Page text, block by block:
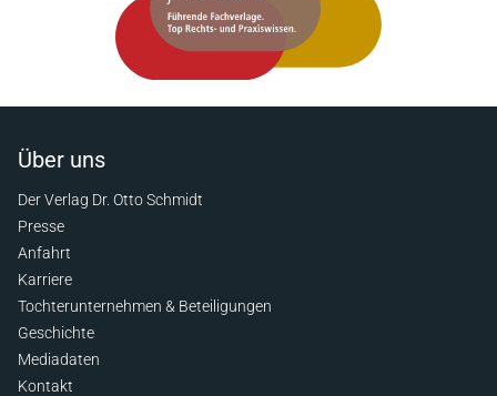
Über uns
Der Verlag Dr. Otto Schmidt
Presse
Anfahrt
Karriere
Tochterunternehmen & Beteiligungen
Geschichte
Mediadaten
Kontakt